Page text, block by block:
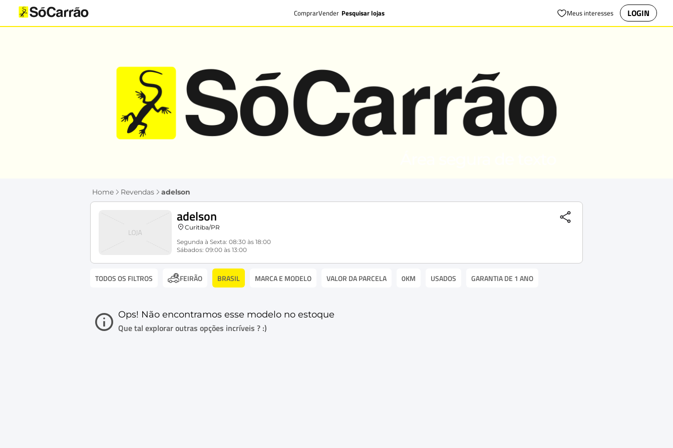
ComprarVender Pesquisar lojas Meus interesses LOGIN
Home Revendas adelson
adelson
Curitiba/PR
Segunda à Sexta: 08:30 às 18:00
Sábados: 09:00 às 13:00
TODOS OS FILTROS FEIRÃO BRASIL MARCA E MODELO VALOR DA PARCELA 0KM USADOS GARANTIA DE 1 ANO
Ops! Não encontramos esse modelo no estoque
Que tal explorar outras opções incríveis ? :)